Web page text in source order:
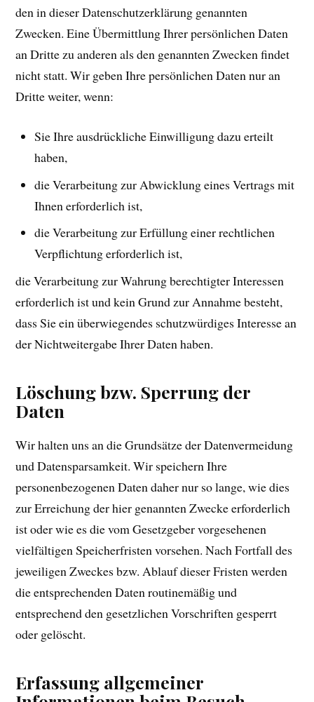
den in dieser Datenschutzerklärung genannten
Zwecken. Eine Übermittlung Ihrer persönlichen Daten
an Dritte zu anderen als den genannten Zwecken findet
nicht statt. Wir geben Ihre persönlichen Daten nur an
Dritte weiter, wenn:
Sie Ihre ausdrückliche Einwilligung dazu erteilt
haben,
die Verarbeitung zur Abwicklung eines Vertrags mit
Ihnen erforderlich ist,
die Verarbeitung zur Erfüllung einer rechtlichen
Verpflichtung erforderlich ist,
die Verarbeitung zur Wahrung berechtigter Interessen
erforderlich ist und kein Grund zur Annahme besteht,
dass Sie ein überwiegendes schutzwürdiges Interesse an
der Nichtweitergabe Ihrer Daten haben.
Löschung bzw. Sperrung der
Daten
Wir halten uns an die Grundsätze der Datenvermeidung
und Datensparsamkeit. Wir speichern Ihre
personenbezogenen Daten daher nur so lange, wie dies
zur Erreichung der hier genannten Zwecke erforderlich
ist oder wie es die vom Gesetzgeber vorgesehenen
vielfältigen Speicherfristen vorsehen. Nach Fortfall des
jeweiligen Zweckes bzw. Ablauf dieser Fristen werden
die entsprechenden Daten routinemäßig und
entsprechend den gesetzlichen Vorschriften gesperrt
oder gelöscht.
Erfassung allgemeiner